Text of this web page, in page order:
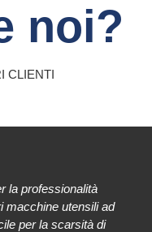
noi?
CLIENTI
la professionalità
macchine utensili ad
per la scarsità di